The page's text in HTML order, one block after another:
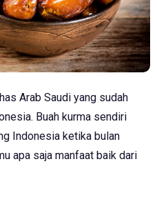
Arab Saudi yang sudah
Buah kurma sendiri
Indonesia ketika bulan
apa saja manfaat baik dari